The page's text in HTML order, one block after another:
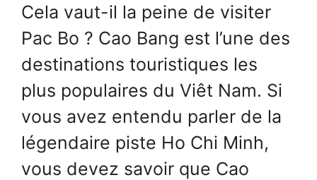
Cela vaut-il la peine de visiter
Pac Bo ? Cao Bang est l’une des
destinations touristiques les
plus populaires du Viêt Nam. Si
vous avez entendu parler de la
légendaire piste Ho Chi Minh,
vous devez savoir que Cao